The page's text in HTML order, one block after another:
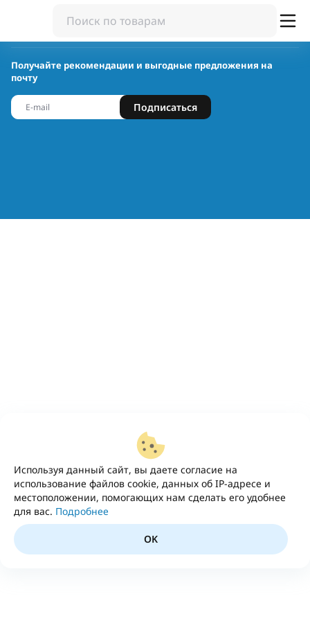
Используя данный сайт, вы даете согласие на
использование файлов cookie, данных об IP-адресе и
местоположении, помогающих нам сделать его удобнее
для вас. Подробнее
OK
Получайте рекомендации и выгодные предложения на
почту
Подписаться